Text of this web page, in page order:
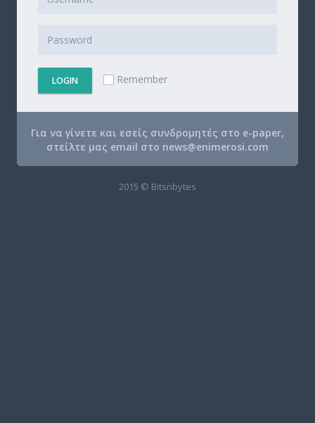
LOGIN Remember
Για να γίνετε και εσείς συνδρομητές στο e-paper,
στείλτε μας email στο news@enimerosi.com
2015 © Bitsnbytes